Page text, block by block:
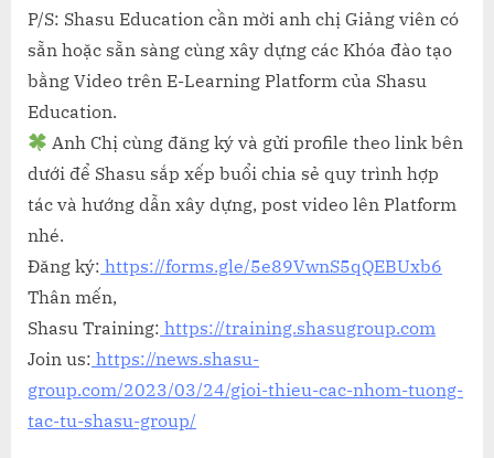
P/S: Shasu Education cần mời anh chị Giảng viên có
sẵn hoặc sẵn sàng cùng xây dựng các Khóa đào tạo
bằng Video trên E-Learning Platform của Shasu
Education.
Anh Chị cùng đăng ký và gửi profile theo link bên
dưới để Shasu sắp xếp buổi chia sẻ quy trình hợp
tác và hướng dẫn xây dựng, post video lên Platform
nhé.
Đăng ký: https://forms.gle/5e89VwnS5qQEBUxb6
Thân mến,
Shasu Training: https://training.shasugroup.com
Join us: https://news.shasu-
group.com/2023/03/24/gioi-thieu-cac-nhom-tuong-
tac-tu-shasu-group/